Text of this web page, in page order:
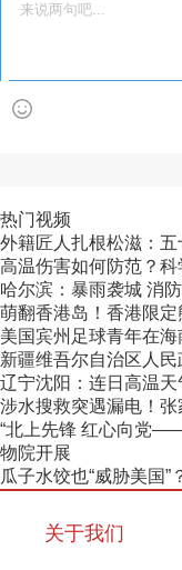
热门视频
外籍匠人扎根松滋：五
高温伤害如何防范？
哈尔滨：暴雨袭城 消
萌翻香港岛！香港限定
美国宾州足球青年在
新疆维吾尔自治区人民
辽宁沈阳：连日高温天
涉水搜救突遇漏电！
“北上先锋 红心向党
物院开展
瓜子水饺也“威胁美国”
关于我们